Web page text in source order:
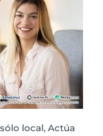
local, Actúa